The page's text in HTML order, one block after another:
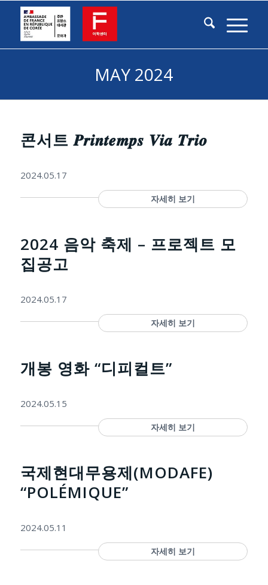
MAY 2024
콘서트 𝑷𝒓𝒊𝒏𝒕𝒆𝒎𝒑𝒔 𝑽𝒊𝒂 𝑻𝒓𝒊𝒐
2024.05.17
자세히 보기
2024 음악 축제 – 프로젝트 모
집공고
2024.05.17
자세히 보기
개봉 영화 “디피컬트”
2024.05.15
자세히 보기
국제현대무용제(MODAFE)
“POLÉMIQUE”
2024.05.11
자세히 보기